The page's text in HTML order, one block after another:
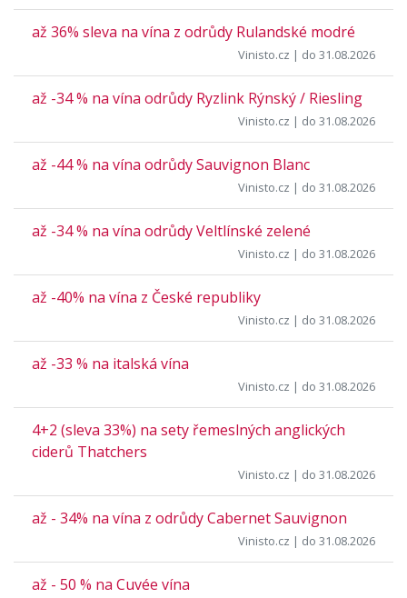
až 36% sleva na vína z odrůdy Rulandské modré
Vinisto.cz | do 31.08.2026
až -34 % na vína odrůdy Ryzlink Rýnský / Riesling
Vinisto.cz | do 31.08.2026
až -44 % na vína odrůdy Sauvignon Blanc
Vinisto.cz | do 31.08.2026
až -34 % na vína odrůdy Veltlínské zelené
Vinisto.cz | do 31.08.2026
až -40% na vína z České republiky
Vinisto.cz | do 31.08.2026
až -33 % na italská vína
Vinisto.cz | do 31.08.2026
4+2 (sleva 33%) na sety řemeslných anglických
ciderů Thatchers
Vinisto.cz | do 31.08.2026
až - 34% na vína z odrůdy Cabernet Sauvignon
Vinisto.cz | do 31.08.2026
až - 50 % na Cuvée vína